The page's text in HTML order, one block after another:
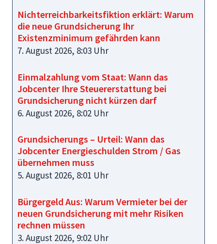
Nichterreichbarkeitsfiktion erklärt: Warum
die neue Grundsicherung Ihr
Existenzminimum gefährden kann
7. August 2026, 8:03 Uhr
Einmalzahlung vom Staat: Wann das
Jobcenter Ihre Steuererstattung bei
Grundsicherung nicht kürzen darf
6. August 2026, 8:02 Uhr
Grundsicherungs – Urteil: Wann das
Jobcenter Energieschulden Strom / Gas
übernehmen muss
5. August 2026, 8:01 Uhr
Bürgergeld Aus: Warum Vermieter bei der
neuen Grundsicherung mit mehr Risiken
rechnen müssen
3. August 2026, 9:02 Uhr